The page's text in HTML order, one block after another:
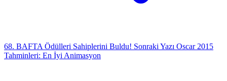
68. BAFTA Ödülleri Sahiplerini Buldu! Sonraki Yazı Oscar 2015
Tahminleri: En İyi Animasyon